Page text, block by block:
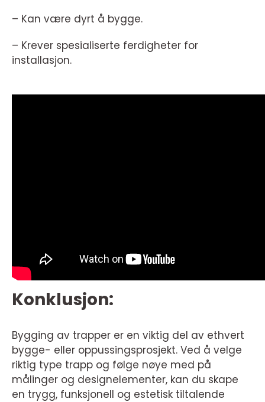
– Kan være dyrt å bygge.
– Krever spesialiserte ferdigheter for
installasjon.
Konklusjon:
Bygging av trapper er en viktig del av ethvert
bygge- eller oppussingsprosjekt. Ved å velge
riktig type trapp og følge nøye med på
målinger og designelementer, kan du skape
en trygg, funksjonell og estetisk tiltalende